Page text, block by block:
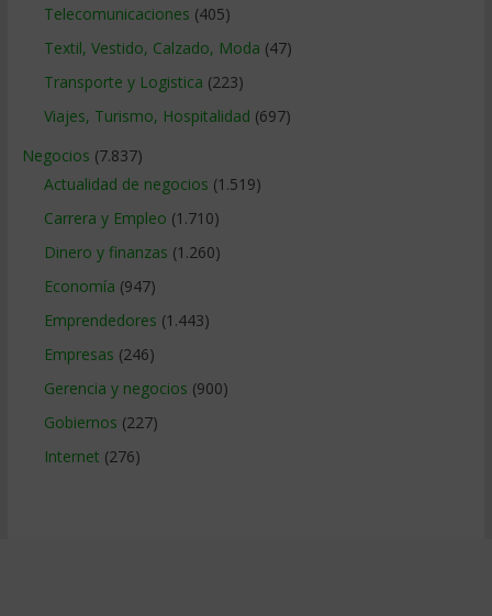
Telecomunicaciones (405)
Textil, Vestido, Calzado, Moda (47)
Transporte y Logistica (223)
Viajes, Turismo, Hospitalidad (697)
Negocios (7.837)
Actualidad de negocios (1.519)
Carrera y Empleo (1.710)
Dinero y finanzas (1.260)
Economía (947)
Emprendedores (1.443)
Empresas (246)
Gerencia y negocios (900)
Gobiernos (227)
Internet (276)